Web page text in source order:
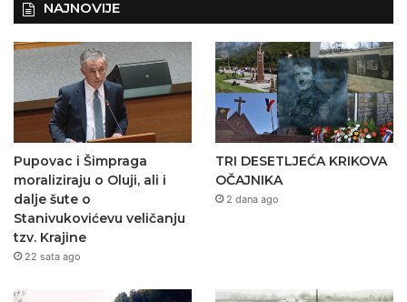
NAJNOVIJE
Pupovac i Šimpraga
moraliziraju o Oluji, ali i
dalje šute o
Stanivukovićevu veličanju
tzv. Krajine
22 sata ago
TRI DESETLJEĆA KRIKOVA
OČAJNIKA
2 dana ago